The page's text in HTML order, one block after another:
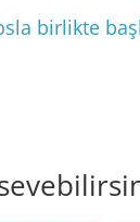
birlikte